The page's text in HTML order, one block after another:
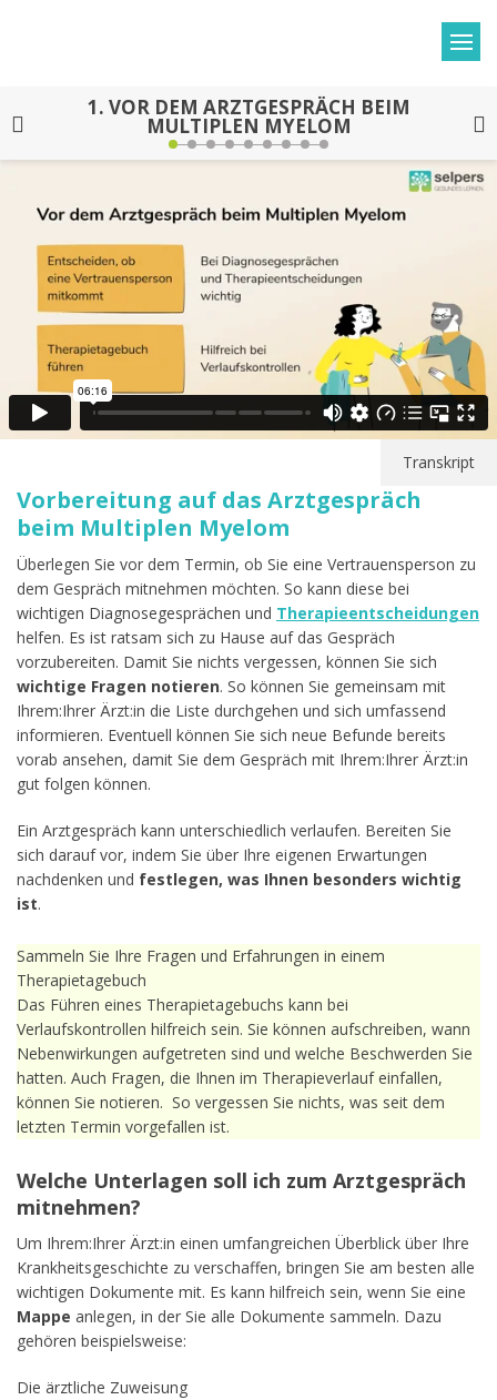
1. VOR DEM ARZTGESPRÄCH BEIM
MULTIPLEN MYELOM
Transkript
Vorbereitung auf das Arztgespräch
beim Multiplen Myelom
Überlegen Sie vor dem Termin, ob Sie eine Vertrauensperson zu
dem Gespräch mitnehmen möchten. So kann diese bei
wichtigen Diagnosegesprächen und Therapieentscheidungen
helfen. Es ist ratsam sich zu Hause auf das Gespräch
vorzubereiten. Damit Sie nichts vergessen, können Sie sich
wichtige Fragen notieren. So können Sie gemeinsam mit
Ihrem:Ihrer Ärzt:in die Liste durchgehen und sich umfassend
informieren. Eventuell können Sie sich neue Befunde bereits
vorab ansehen, damit Sie dem Gespräch mit Ihrem:Ihrer Ärzt:in
gut folgen können.
Ein Arztgespräch kann unterschiedlich verlaufen. Bereiten Sie
sich darauf vor, indem Sie über Ihre eigenen Erwartungen
nachdenken und festlegen, was Ihnen besonders wichtig
ist.
Sammeln Sie Ihre Fragen und Erfahrungen in einem
Therapietagebuch
Das Führen eines Therapietagebuchs kann bei
Verlaufskontrollen hilfreich sein. Sie können aufschreiben, wann
Nebenwirkungen aufgetreten sind und welche Beschwerden Sie
hatten. Auch Fragen, die Ihnen im Therapieverlauf einfallen,
können Sie notieren. So vergessen Sie nichts, was seit dem
letzten Termin vorgefallen ist.
Welche Unterlagen soll ich zum Arztgespräch
mitnehmen?
Um Ihrem:Ihrer Ärzt:in einen umfangreichen Überblick über Ihre
Krankheitsgeschichte zu verschaffen, bringen Sie am besten alle
wichtigen Dokumente mit. Es kann hilfreich sein, wenn Sie eine
Mappe anlegen, in der Sie alle Dokumente sammeln. Dazu
gehören beispielsweise:
Die ärztliche Zuweisung